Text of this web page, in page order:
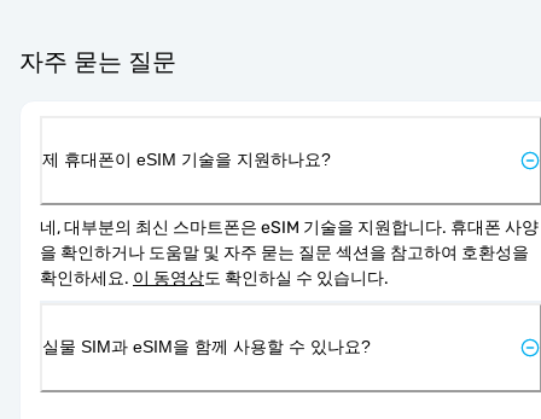
자주 묻는 질문
제 휴대폰이 eSIM 기술을 지원하나요?
네, 대부분의 최신 스마트폰은 eSIM 기술을 지원합니다. 휴대폰 사양
을 확인하거나 도움말 및 자주 묻는 질문 섹션을 참고하여 호환성을
확인하세요. 이 동영상도 확인하실 수 있습니다.
실물 SIM과 eSIM을 함께 사용할 수 있나요?